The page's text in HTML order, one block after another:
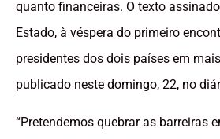
quanto financeiras. O texto
Estado, à véspera do primeiro
presidentes dos dois países em
publicado neste domingo, 22, no
“Pretendemos quebrar as barreiras